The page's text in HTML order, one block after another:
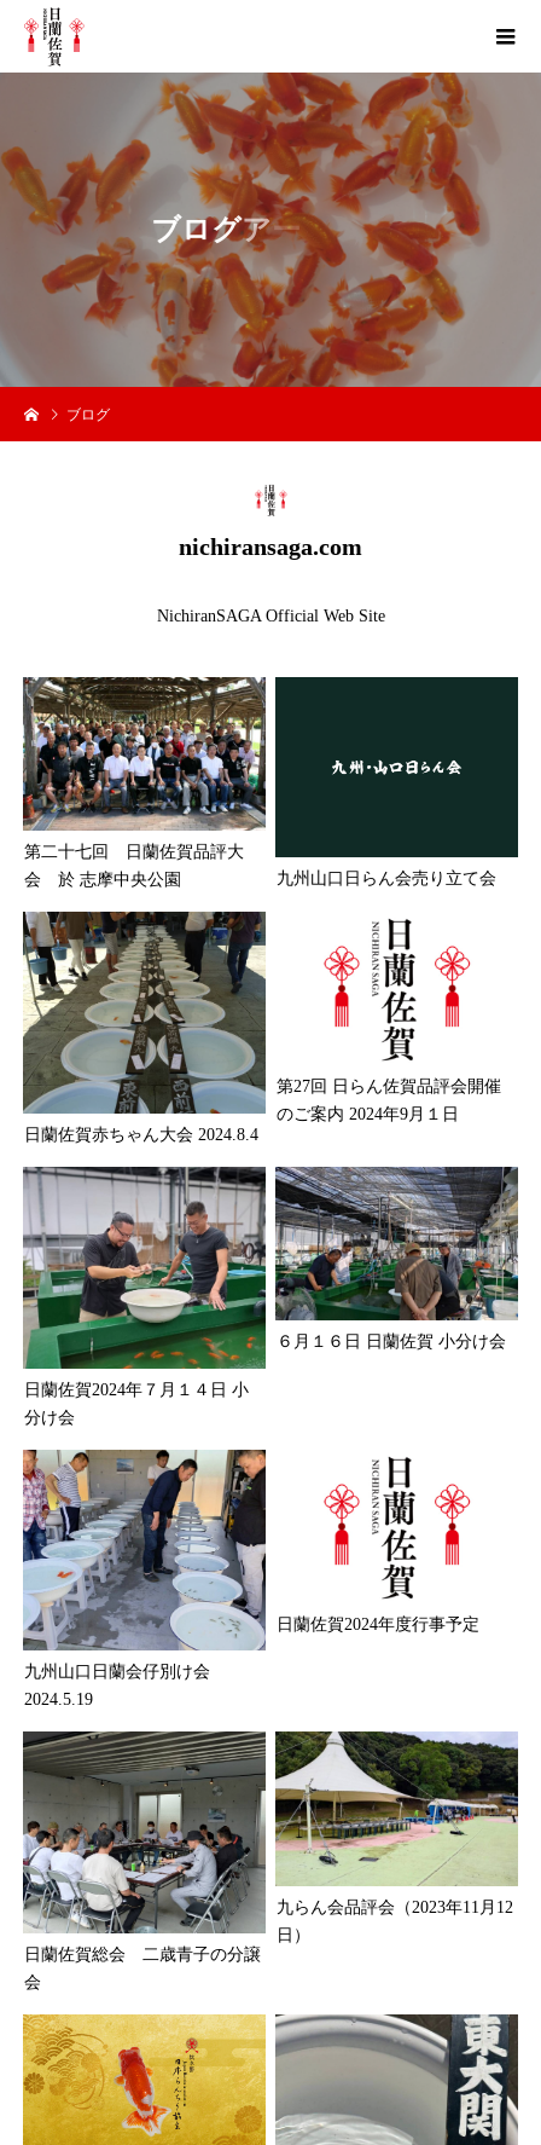
ブログアーカイブ
ブログ
nichiransaga.com
NichiranSAGA Official Web Site
第二十七回 日蘭佐賀品評大
会 於 志摩中央公園
九州山口日らん会売り立て会
日蘭佐賀赤ちゃん大会 2024.8.4
第27回 日らん佐賀品評会開催
のご案内 2024年9月１日
日蘭佐賀2024年７月１４日 小
分け会
６月１６日 日蘭佐賀 小分け会
九州山口日蘭会仔別け会
2024.5.19
日蘭佐賀2024年度行事予定
日蘭佐賀総会 二歳青子の分譲
会
九らん会品評会（2023年11月12
日）